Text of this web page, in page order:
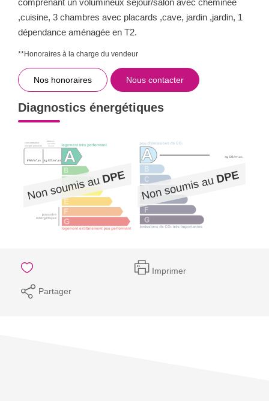
,cuisine, 3 chambres avec placards ,cave, jardin ,jardin, 1
dépendance aménagée en T2.
**Honoraires à la charge du vendeur
Nos honoraires Nous contacter
Diagnostics énergétiques
Imprimer
Partager